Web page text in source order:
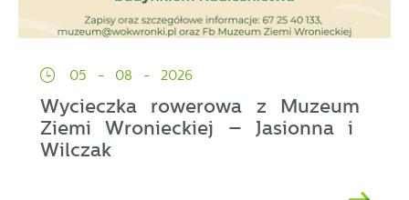
05 - 08 - 2026
Wycieczka rowerowa z Muzeum
Ziemi Wronieckiej – Jasionna i
Wilczak